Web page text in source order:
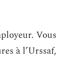
Vous
à l’Urssaf,